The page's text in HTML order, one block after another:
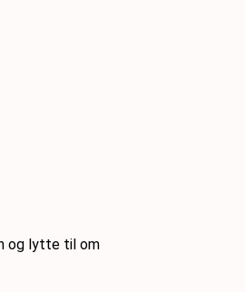
og lytte til om